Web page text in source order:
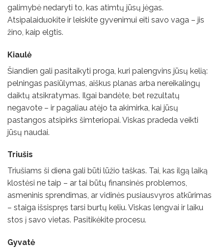
galimybė nedaryti to, kas atimtų jūsų jėgas.
Atsipalaiduokite ir leiskite gyvenimui eiti savo vaga – jis
žino, kaip elgtis.
Kiaulė
Šiandien gali pasitaikyti proga, kuri palengvins jūsų kelią:
pelningas pasiūlymas, aiškus planas arba nereikalingų
daiktų atsikratymas. Ilgai bandėte, bet rezultatų
negavote – ir pagaliau atėjo ta akimirka, kai jūsų
pastangos atsipirks šimteriopai. Viskas pradeda veikti
jūsų naudai.
Triušis
Triušiams ši diena gali būti lūžio taškas. Tai, kas ilgą laiką
klostėsi ne taip – ​​ar tai būtų finansinės problemos,
asmeninis sprendimas, ar vidinės pusiausvyros atkūrimas
– staiga išsispręs tarsi burtų keliu. Viskas lengvai ir laiku
stos į savo vietas. Pasitikėkite procesu.
Gyvatė